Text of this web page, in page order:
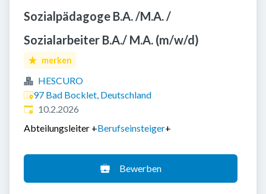
Sozialpädagoge B.A. /M.A. /
Sozialarbeiter B.A./ M.A. (m/w/d)
merken
HESCURO
97 Bad Bocklet, Deutschland
Veröffentlicht
10.2.2026
Abteilungsleiter +Berufseinsteiger+
Bewerben